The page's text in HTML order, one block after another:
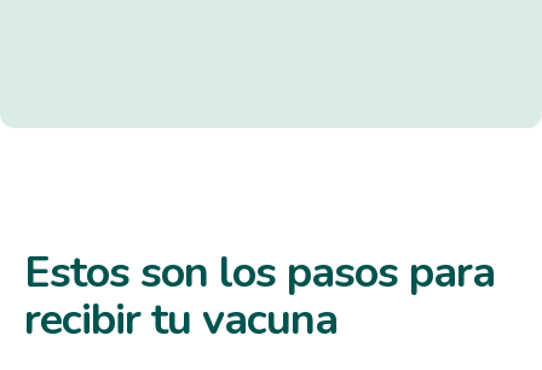
Estos son los pasos para
recibir tu vacuna